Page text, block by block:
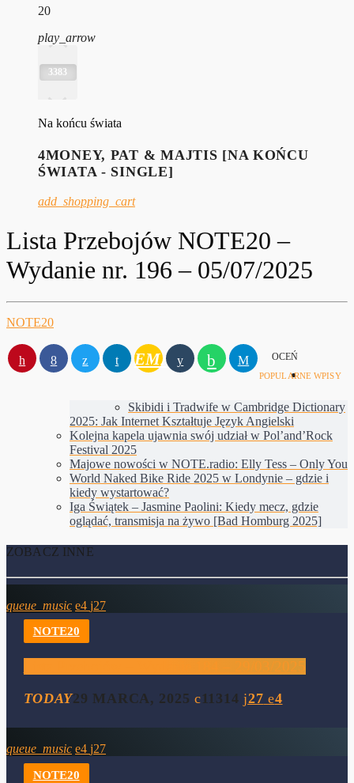
20
play_arrow
3383
Na końcu świata
4MONEY, PAT & MAJTIS [NA KOŃCU
ŚWIATA - SINGLE]
add_shopping_cart
Lista Przebojów NOTE20 –
Wydanie nr. 196 – 05/07/2025
NOTE20
EMAIL OCEŃ
POPULARNE WPISY
Skibidi i Tradwife w Cambridge Dictionary
2025: Jak Internet Kształtuje Język Angielski
Kolejna kapela ujawnia swój udział w Pol’and’Rock
Festival 2025
Majowe nowości w NOTE.radio: Elly Tess – Only You
World Naked Bike Ride 2025 w Londynie – gdzie i
kiedy wystartować?
Iga Świątek – Jasmine Paolini: Kiedy mecz, gdzie
oglądać, transmisja na żywo [Bad Homburg 2025]
ZOBACZ INNE
queue_music 4 27
NOTE20
Lista Przebojów – Wydanie 184 – 29/03/2025
TODAY29 MARCA, 2025 11314 27 4
queue_music 4 27
NOTE20